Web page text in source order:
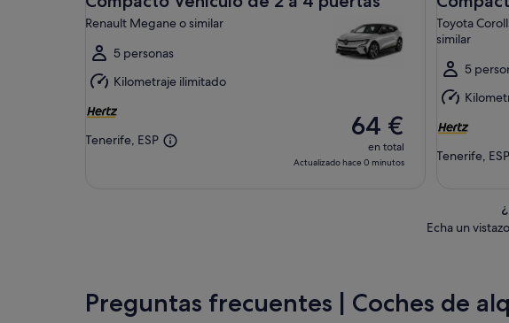
7
ago
al
sáb,
8
ago
Renault Megane o similar
5 personas
Kilometraje ilimitado
Tenerife, ESP 64 €
en total
Actualizado hace 0 minutos
7
ago
sáb,
8
ago
Toyota
similar
5
Tenerife, ESP
Echa un
Preguntas frecuentes | Coches de